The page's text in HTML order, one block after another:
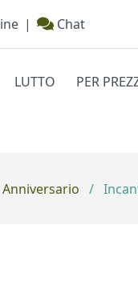
| Chat
LUTTO PER
Anniversario /